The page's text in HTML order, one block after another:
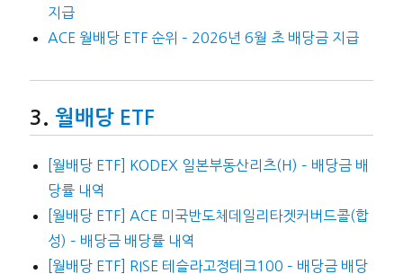
지급
ACE 월배당 ETF 순위 – 2026년 6월 초 배당금 지급
월배당 ETF
[월배당 ETF] KODEX 일본부동산리츠(H) – 배당금 배
당률 내역
[월배당 ETF] ACE 미국반도체데일리타겟커버드콜(합
성) – 배당금 배당률 내역
[월배당 ETF] RISE 테슬라고정테크100 – 배당금 배당